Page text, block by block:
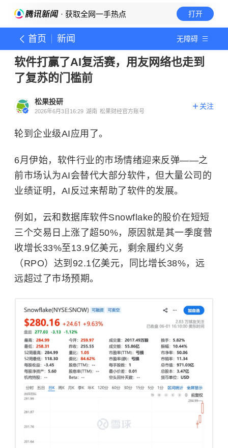
· 获取全网一手热点 打开
首页 新闻 无障碍
软件打赢了AI复活赛，用友网络也走到
了复苏的门槛前
松果投研
2026年6月3日16:29 湖南 松果财经官方账号
关注
轮到企业级AI应用了。
6月伊始，软件行业的市场情绪迎来反弹——之
前市场认为AI会替代大部分软件，但大量公司的
业绩证明，AI反过来帮助了软件的发展。
例如，云和数据库软件Snowflake的股价在短短
三个交易日上涨了超50%，原因就是其一季度营
收增长33%至13.9亿美元，剩余履约义务
（RPO）达到92.1亿美元，同比增长38%，远
远超过了市场预期。